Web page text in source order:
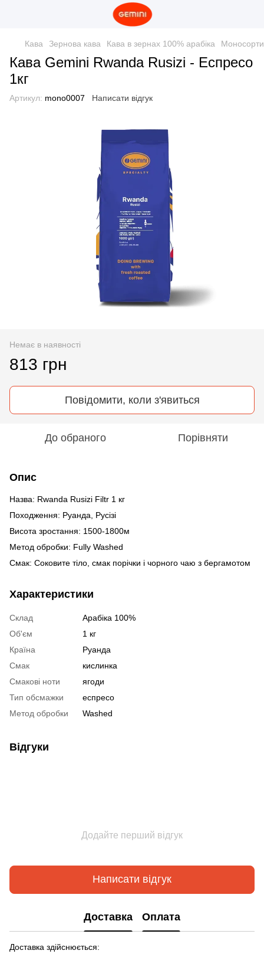
Кава Зернова кава Кава в зернах 100% арабіка Моносорти
Кава Gemini Rwanda Rusizi - Еспресо
1кг
Артикул: mono0007 Написати відгук
Немає в наявності
813 грн
Повідомити, коли з'явиться
До обраного Порівняти
Опис
Назва: Rwanda Rusizi Filtr 1 кг
Походження: Руанда, Русізі
Висота зростання: 1500-1800м
Метод обробки: Fully Washed
Смак: Соковите тіло, смак порічки і чорного чаю з бергамотом
Характеристики
Склад
Арабіка 100%
Об'єм
1 кг
Країна
Руанда
Смак
кислинка
Смакові ноти
ягоди
Тип обсмажки
еспресо
Метод обробки
Washed
Відгуки
Додайте перший відгук
Написати відгук
Доставка Оплата
Доставка здійснюється: